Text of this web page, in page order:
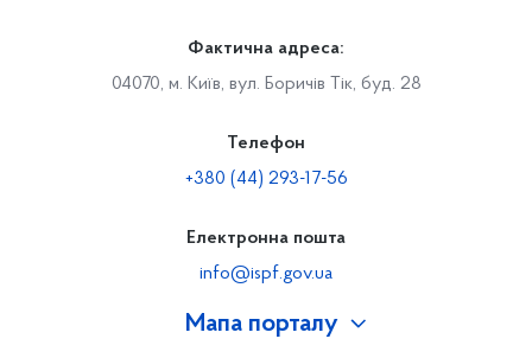
Мапа порталу
Фактична адреса:
04070, м. Київ, вул. Боричів Тік, буд. 28
Телефон
+380 (44) 293-17-56
Електронна пошта
info@ispf.gov.ua